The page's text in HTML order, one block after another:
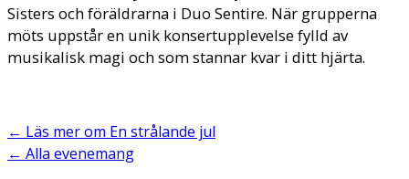
Sisters och föräldrarna i Duo Sentire. När grupperna
möts uppstår en unik konsertupplevelse fylld av
musikalisk magi och som stannar kvar i ditt hjärta.
← Läs mer om En strålande jul
← Alla evenemang